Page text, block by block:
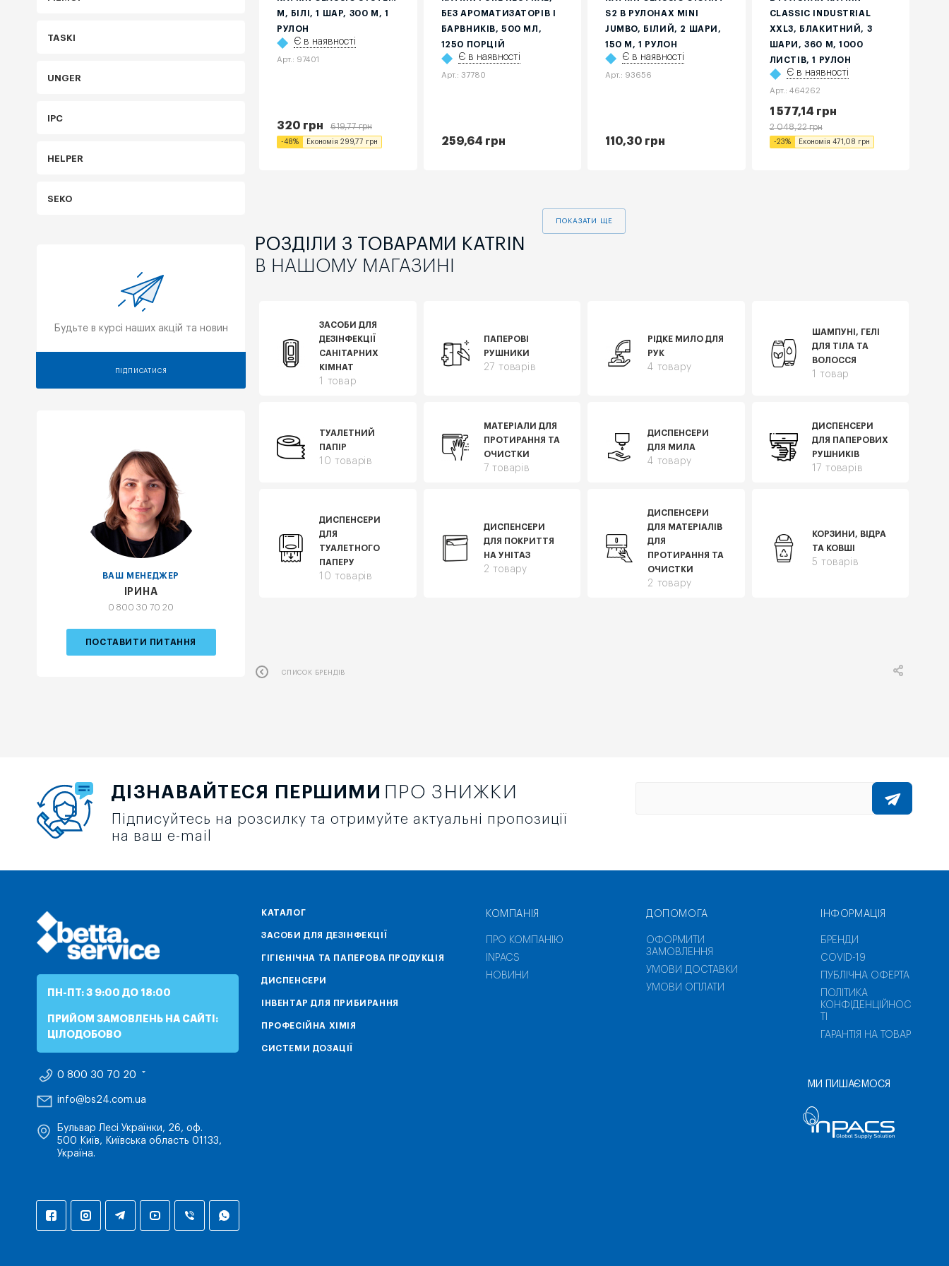
M, БІЛІ, 1 ШАР, 300 М, 1
РУЛОН
Є в наявності
Арт.: 97401
320 грн 619,77грн
-48% Економія 299,77 грн
БЕЗ АРОМАТИЗАТОРІВ І
БАРВНИКІВ, 500 МЛ,
1250 ПОРЦІЙ
Є в наявності
Арт.: 37780
259,64 грн
S2 В РУЛОНАХ MINI
JUMBO, БІЛИЙ, 2 ШАРИ,
150 М, 1 РУЛОН
Є в наявності
Арт.: 93656
110,30 грн
CLASSIC INDUSTRIAL
XXL3, БЛАКИТНИЙ, 3
ШАРИ, 360 М, 1000
ЛИСТІВ, 1 РУЛОН
Є в наявності
Арт.: 464262
1 577,14 грн
2 048,22грн
-23% Економія 471,08 грн
ПОКАЗАТИ ЩЕ
РОЗДІЛИ З ТОВАРАМИ KATRIN
В НАШОМУ МАГАЗИНІ
ЗАСОБИ ДЛЯ
ДЕЗІНФЕКЦІЇ
САНІТАРНИХ
КІМНАТ
1 товар
ПАПЕРОВІ
РУШНИКИ
27 товарів
РІДКЕ МИЛО ДЛЯ
РУК
4 товару
ШАМПУНІ, ГЕЛІ
ДЛЯ ТІЛА ТА
ВОЛОССЯ
1 товар
ТУАЛЕТНИЙ
ПАПІР
10 товарів
МАТЕРІАЛИ ДЛЯ
ПРОТИРАННЯ ТА
ОЧИСТКИ
7 товарів
ДИСПЕНСЕРИ
ДЛЯ МИЛА
4 товару
ДИСПЕНСЕРИ
ДЛЯ ПАПЕРОВИХ
РУШНИКІВ
17 товарів
ДИСПЕНСЕРИ
ДЛЯ
ТУАЛЕТНОГО
ПАПЕРУ
10 товарів
ДИСПЕНСЕРИ
ДЛЯ ПОКРИТТЯ
НА УНІТАЗ
2 товару
ДИСПЕНСЕРИ
ДЛЯ МАТЕРІАЛІВ
ДЛЯ
ПРОТИРАННЯ ТА
ОЧИСТКИ
2 товару
КОРЗИНИ, ВІДРА
ТА КОВШІ
5 товарів
СПИСОК БРЕНДІВ
TASKI
UNGER
IPC
HELPER
SEKO
Будьте в курсі наших акцій та новин
ПІДПИСАТИСЯ
ВАШ МЕНЕДЖЕР
ІРИНА
0 800 30 70 20
ПОСТАВИТИ ПИТАННЯ
ДІЗНАВАЙТЕСЯ ПЕРШИМИ ПРО ЗНИЖКИ
Підписуйтесь на розсилку та отримуйте актуальні пропозиції
на ваш e-mail
ПН-ПТ: З 9:00 ДО 18:00
ПРИЙОМ ЗАМОВЛЕНЬ НА САЙТІ:
ЦІЛОДОБОВО
0 800 30 70 20
info@bs24.com.ua
Бульвар Лесі Українки, 26, оф.
500 Київ, Київська область 01133,
Україна.
КАТАЛОГ
ЗАСОБИ ДЛЯ ДЕЗІНФЕКЦІЇ
ГІГІЄНІЧНА ТА ПАПЕРОВА ПРОДУКЦІЯ
ДИСПЕНСЕРИ
ІНВЕНТАР ДЛЯ ПРИБИРАННЯ
ПРОФЕСІЙНА ХІМІЯ
СИСТЕМИ ДОЗАЦІЇ
КОМПАНІЯ
ПРО КОМПАНІЮ
INPACS
НОВИНИ
ДОПОМОГА
ОФОРМИТИ
ЗАМОВЛЕННЯ
УМОВИ ДОСТАВКИ
УМОВИ ОПЛАТИ
ІНФОРМАЦІЯ
БРЕНДИ
COVID-19
ПУБЛІЧНА ОФЕРТА
ПОЛІТИКА
КОНФІДЕНЦІЙНОС
ГАРАНТІЯ НА ТОВАР
МИ ПИШАЄМОСЯ